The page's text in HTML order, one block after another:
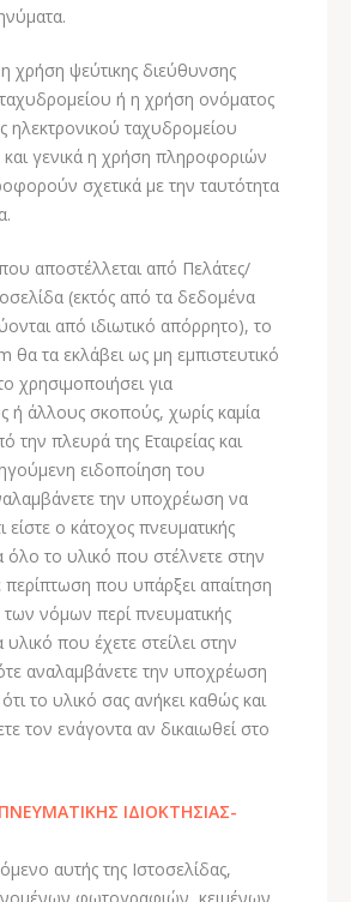
χρήση ψεύτικης διεύθυνσης
ή η χρήση ονόματος
ηλεκτρονικού ταχυδρομείου
γενικά η χρήση πληροφοριών
σχετικά με την ταυτότητα
αποστέλλεται από Πελάτες/
(εκτός από τα δεδομένα
από ιδιωτικό απόρρητο), το
θα τα εκλάβει ως μη εμπιστευτικό
χρησιμοποιήσει για
ή άλλους σκοπούς, χωρίς καμία
πλευρά της Εταιρείας και
ειδοποίηση του
την υποχρέωση να
είστε ο κάτοχος πνευματικής
όλο το υλικό που στέλνετε στην
περίπτωση που υπάρξει απαίτηση
νόμων περί πνευματικής
υλικό που έχετε στείλει στην
αναλαμβάνετε την υποχρέωση
το υλικό σας ανήκει καθώς και
τον ενάγοντα αν δικαιωθεί στο
ΙΔΙΟΚΤΗΣΙΑΣ-
αυτής της Ιστοσελίδας,